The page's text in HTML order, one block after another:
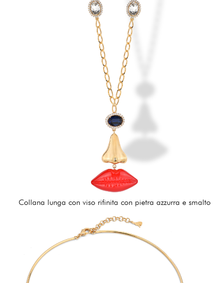
Collana lunga con viso rifinita con pietra azzurra e smalto
210,00 €